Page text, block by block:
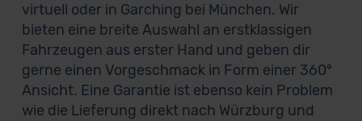
virtuell oder in Garching bei München. Wir
bieten eine breite Auswahl an erstklassigen
Fahrzeugen aus erster Hand und geben dir
gerne einen Vorgeschmack in Form einer 360°
Ansicht. Eine Garantie ist ebenso kein Problem
wie die Lieferung direkt nach Würzburg und